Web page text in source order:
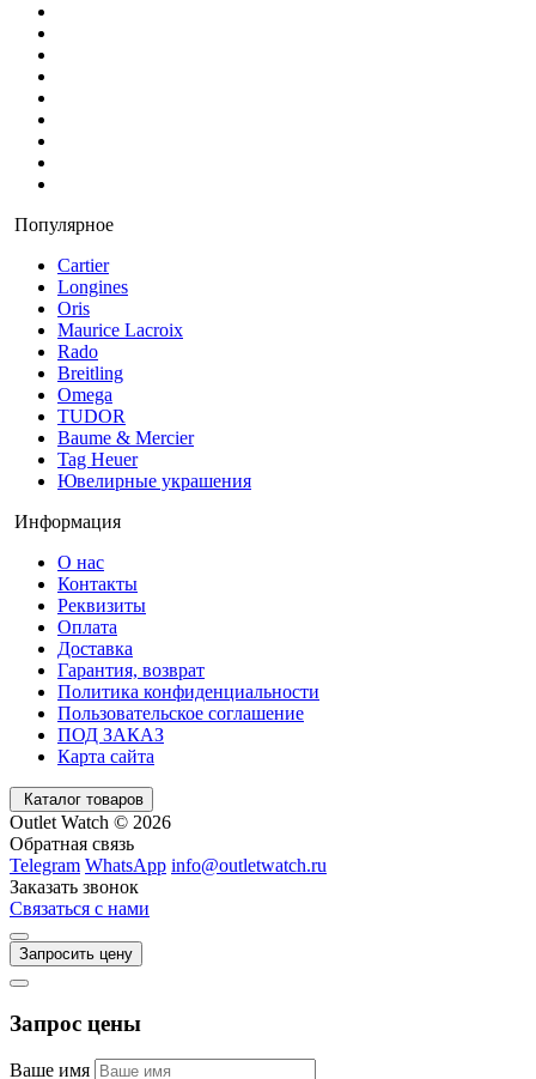
Популярное
Cartier
Longines
Oris
Maurice Lacroix
Rado
Breitling
Omega
TUDOR
Baume & Mercier
Tag Heuer
Ювелирные украшения
Информация
О нас
Контакты
Реквизиты
Оплата
Доставка
Гарантия, возврат
Политика конфиденциальности
Пользовательское соглашение
ПОД ЗАКАЗ
Карта сайта
Каталог товаров
Outlet Watch © 2026
Обратная связь
Telegram WhatsApp info@outletwatch.ru
Заказать звонок
Связаться с нами
Запросить цену
Запрос цены
Ваше имя